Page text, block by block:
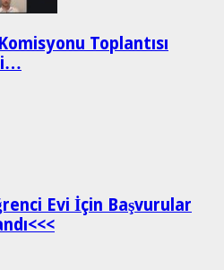
Toplantısı
Evi İçin Başvurular